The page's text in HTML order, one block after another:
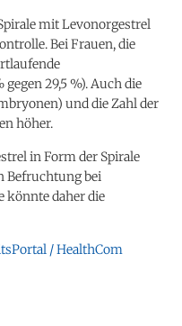
mit Levonorgestrel
Bei Frauen, die
29,5 %). Auch die
und die Zahl der
höher.
in Form der Spirale
Befruchtung bei
könnte daher die
/ HealthCom